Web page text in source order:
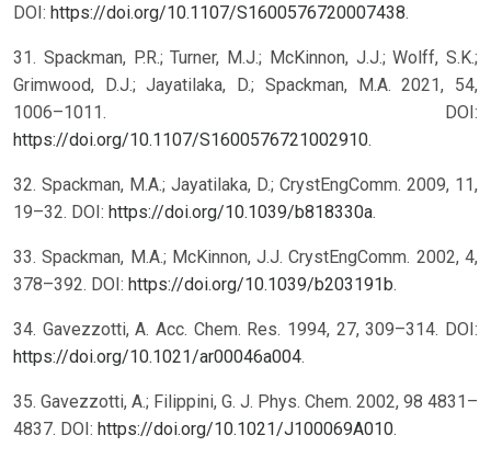
DOI: https://doi.org/10.1107/S1600576720007438.
31. Spackman, P.R.; Turner, M.J.; McKinnon, J.J.; Wolff, S.K.;
Grimwood, D.J.; Jayatilaka, D.; Spackman, M.A. 2021, 54,
1006–1011. DOI:
https://doi.org/10.1107/S1600576721002910.
32. Spackman, M.A.; Jayatilaka, D.; CrystEngComm. 2009, 11,
19–32. DOI: https://doi.org/10.1039/b818330a.
33. Spackman, M.A.; McKinnon, J.J. CrystEngComm. 2002, 4,
378–392. DOI: https://doi.org/10.1039/b203191b.
34. Gavezzotti, A. Acc. Chem. Res. 1994, 27, 309–314. DOI:
https://doi.org/10.1021/ar00046a004.
35. Gavezzotti, A.; Filippini, G. J. Phys. Chem. 2002, 98 4831–
4837. DOI: https://doi.org/10.1021/J100069A010.